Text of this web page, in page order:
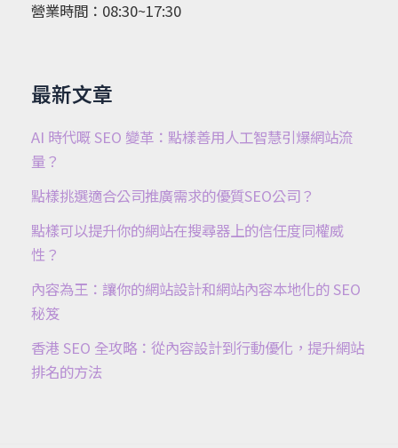
營業時間：08:30~17:30
最新文章
AI 時代嘅 SEO 變革：點樣善用人工智慧引爆網站流
量？
點樣挑選適合公司推廣需求的優質SEO公司？
點樣可以提升你的網站在搜尋器上的信任度同權威
性？
內容為王：讓你的網站設計和網站內容本地化的 SEO
秘笈
香港 SEO 全攻略：從內容設計到行動優化，提升網站
排名的方法